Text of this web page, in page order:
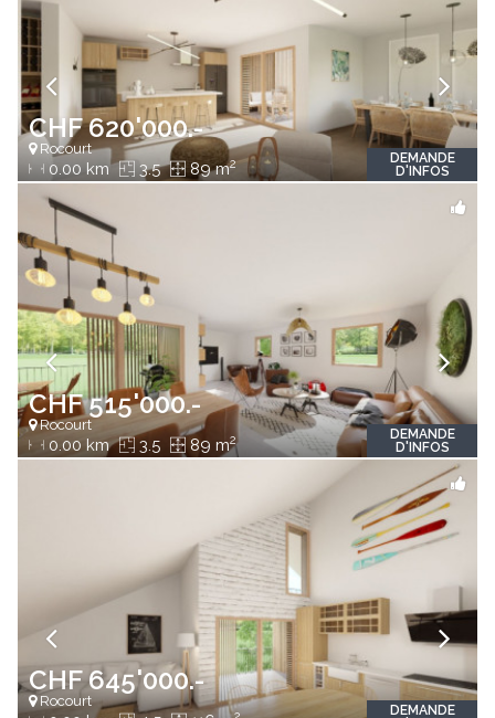
CHF 620'000.-
Rocourt
0.00 km 3.5 89 m2
DEMANDE
D'INFOS
CHF 515'000.-
Rocourt
0.00 km 3.5 89 m2
DEMANDE
D'INFOS
CHF 645'000.-
Rocourt
DEMANDE